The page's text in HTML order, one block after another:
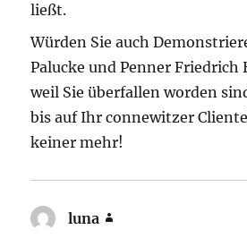
ließt.
Würden Sie auch
Palucke und Penner Friedrich
weil Sie überfallen worden
bis auf Ihr connewitzer
keiner mehr!
luna